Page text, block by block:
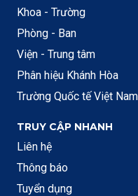
Khoa - Trường
Phòng - Ban
Viện - Trung tâm
Phân hiệu Khánh Hòa
Trường Quốc tế Việt
TRUY CẬP NHANH
Liên hệ
Thông báo
Tuyển dụng